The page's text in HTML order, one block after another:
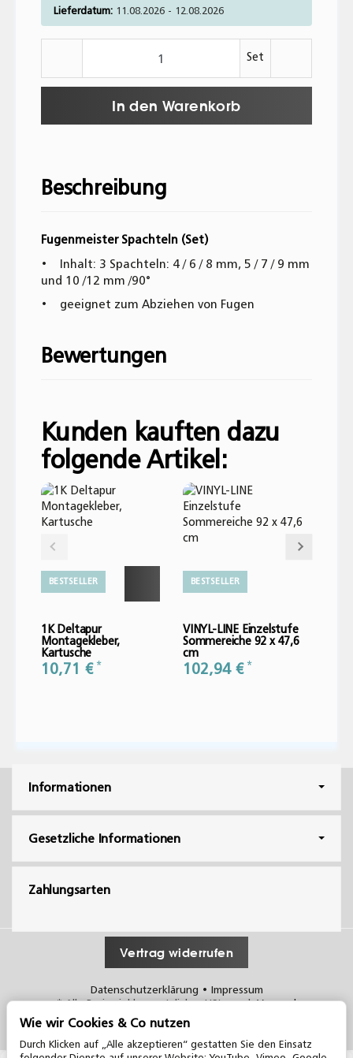
Lieferdatum: 11.08.2026 - 12.08.2026
Set
In den Warenkorb
Beschreibung
Fugenmeister Spachteln (Set)
• Inhalt: 3 Spachteln: 4 / 6 / 8 mm, 5 / 7 / 9 mm
und 10 /12 mm /90°
• geeignet zum Abziehen von Fugen
Bewertungen
Kaufentscheidung:
Kunden kauften dazu
folgende Artikel:
BESTSELLER
1K Deltapur
Montagekleber,
Kartusche
10,71 €*
BESTSELLER
VINYL-LINE Einzelstufe
Sommereiche 92 x 47,6
cm
102,94 €*
Informationen
Gesetzliche Informationen
Zahlungsarten
Vertrag widerrufen
Datenschutzerklärung • Impressum
*Alle Preise inkl. gesetzlicher USt., zzgl.Versand
© dress System Treppenrenovierungen
Powered byJTL-Shop
Made with♥byKnoell Marketing
Wie wir Cookies & Co nutzen
Durch Klicken auf „Alle akzeptieren“ gestatten Sie den Einsatz